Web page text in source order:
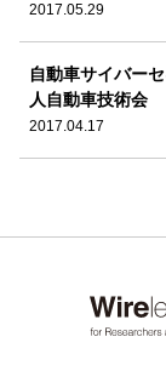
2017.05.29
自動車サイバー
人自動車技術会
2017.04.17